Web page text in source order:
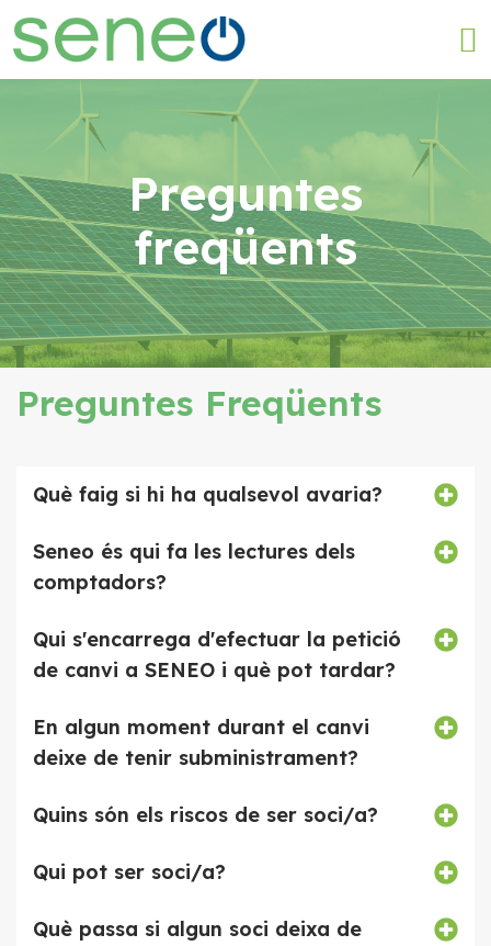
Preguntes
freqüents
Preguntes Freqüents
Què faig si hi ha qualsevol avaria?
Seneo és qui fa les lectures dels
comptadors?
Qui s'encarrega d'efectuar la petició
de canvi a SENEO i què pot tardar?
En algun moment durant el canvi
deixe de tenir subministrament?
Quins són els riscos de ser soci/a?
Qui pot ser soci/a?
Què passa si algun soci deixa de